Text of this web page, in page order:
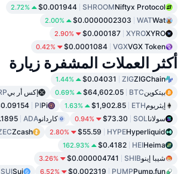
Niftyx Protocol
SHROOM
$0.001944
2.72%
Wat
WAT
$0.0000002303
2.00%
XYRO
XYRO
$0.000187
2.90%
VGX Token
VGX
$0.0001084
0.42%
أكثر العملات المشفرة زيارة
ZIGChain
ZIG
$0.04031
1.44%
بيتكوينBTC
$64,602.05
0.69% إكس أر بي
إيثريومETH
$1,902.85
1.63%
Pi
PI
سولاناSOL
$73.30
0.94% كاردانوADA
Hyperliquid
HYPE
$55.59
2.80%
Zcash
Heima
HEI
$0.4182
162.93%
شيبا إينوSHIB
$0.000004741
3.26%
Pump.fun
PUMP
$0.002319
6.52%
Sui
SUI